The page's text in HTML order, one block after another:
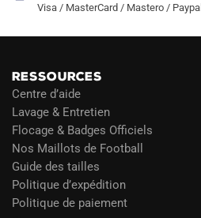
Visa / MasterCard / Mastero / Paypal
RESSOURCES
Centre d’aide
Lavage & Entretien
Flocage & Badges Officiels
Nos Maillots de Football
Guide des tailles
Politique d’expédition
Politique de paiement